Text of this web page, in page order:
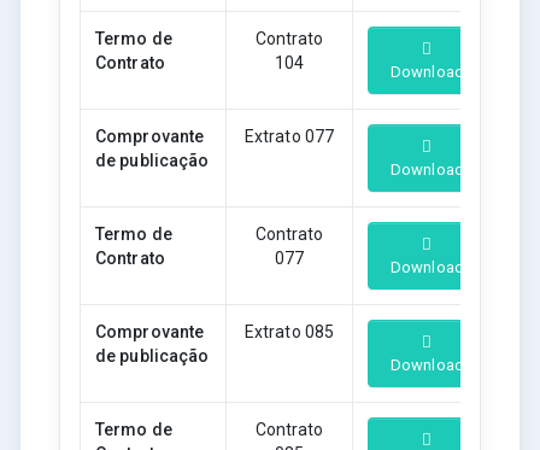
Termo de
Contrato
Contrato
104
Download
Comprovante
de publicação
Extrato 077
Download
Termo de
Contrato
Contrato
077
Download
Comprovante
de publicação
Extrato 085
Download
Termo de
Contrato